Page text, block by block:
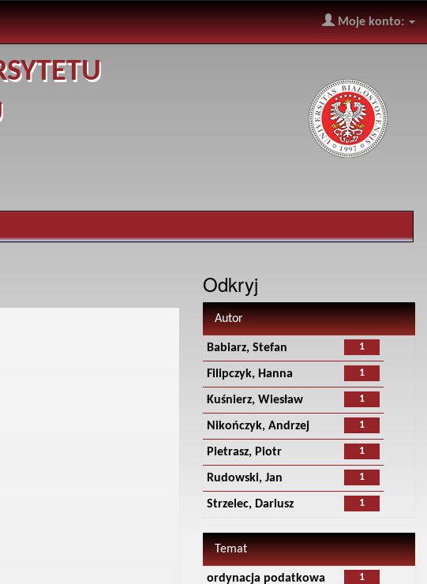
Moje konto:
Odkryj
Autor
1
Babiarz, Stefan
1
Filipczyk, Hanna
1
Kuśnierz, Wiesław
1
Nikończyk, Andrzej
1
Pietrasz, Piotr
1
Rudowski, Jan
1
Strzelec, Dariusz
Temat
1
ordynacja podatkowa